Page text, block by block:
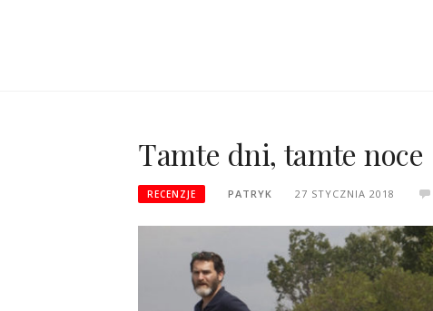
Tamte dni, tamte noce
RECENZJE PATRYK 27 STYCZNIA 2018